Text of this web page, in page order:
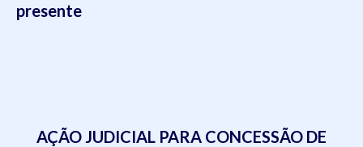
presente
AÇÃO JUDICIAL PARA CONCESSÃO DE